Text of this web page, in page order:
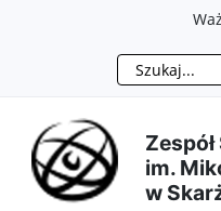
treści
głównej
menu
mapy
strony
Szukaj
im.
w